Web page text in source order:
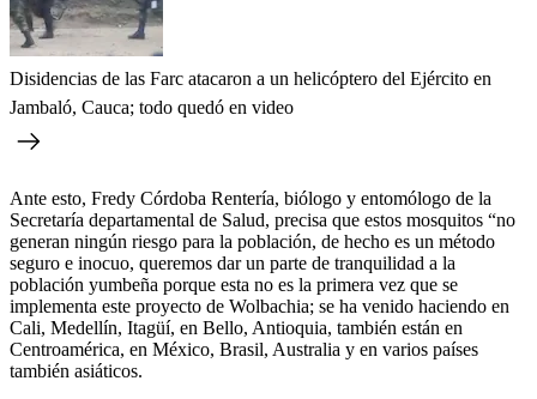
Disidencias de las Farc atacaron a un helicóptero del Ejército en
Jambaló, Cauca; todo quedó en video
Ante esto, Fredy Córdoba Rentería, biólogo y entomólogo de la
Secretaría departamental de Salud, precisa que estos mosquitos “no
generan ningún riesgo para la población, de hecho es un método
seguro e inocuo, queremos dar un parte de tranquilidad a la
población yumbeña porque esta no es la primera vez que se
implementa este proyecto de Wolbachia; se ha venido haciendo en
Cali, Medellín, Itagüí, en Bello, Antioquia, también están en
Centroamérica, en México, Brasil, Australia y en varios países
también asiáticos.